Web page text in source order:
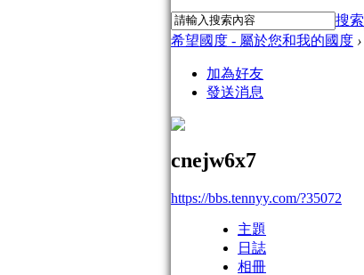
搜索
希望國度 - 屬於您和我的國度 ›
加為好友
發送消息
cnejw6x7
https://bbs.tennyy.com/?35072
主題
日誌
相冊